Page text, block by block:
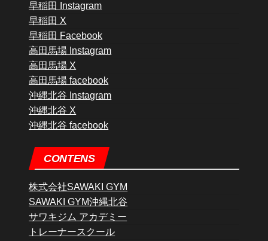
早稲田 Instagram
早稲田 X
早稲田 Facebook
高田馬場 Instagram
高田馬場 X
高田馬場 facebook
沖縄北谷 Instagram
沖縄北谷 X
沖縄北谷 facebook
CONTENS
株式会社SAWAKI GYM
SAWAKI GYM沖縄北谷
サワキジム アカデミー
トレーナースクール